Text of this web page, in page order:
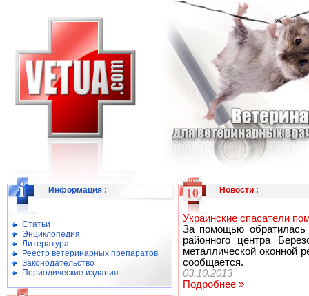
Информация :
Статьи
Энциклопедия
Литература
Реестр ветеринарных препаратов
Законодательство
Периодические издания
Новости:
Украинские спасатели
За помощью обратилась
районного центра
металлической оконной
сообщается.
03.10.2013
Подробнее »